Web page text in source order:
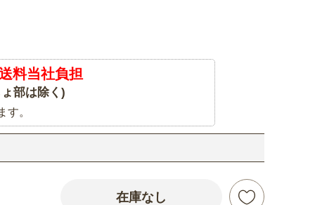
料当社負担
部は除く)
。
在庫なし